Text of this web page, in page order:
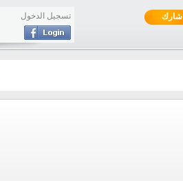
شارك تسجيل الدخول